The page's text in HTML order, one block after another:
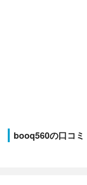
booq560の口コミ